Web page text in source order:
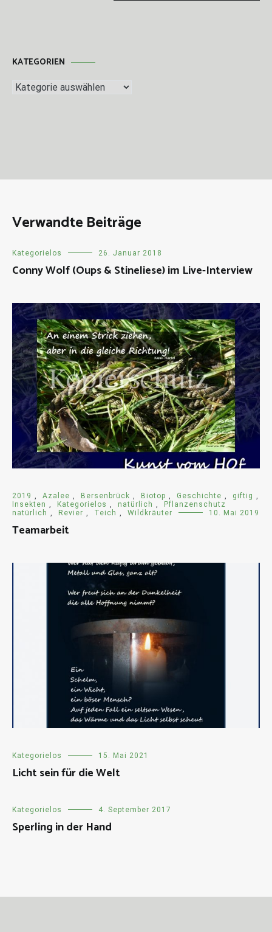
KATEGORIEN
Kategorien
Verwandte Beiträge
Kategorielos 26. Januar 2018
Conny Wolf (Oups & Stineliese) im Live-Interview
2019 , Azalee , Bersenbrück , Biotop , Geschichte , giftig ,
Insekten , Kategorielos , natürlich ,
Pflanzenschutz
natürlich , Revier , Teich , Wildkräuter 10. Mai 2019
Teamarbeit
Kategorielos 15. Mai 2021
Licht sein für die Welt
Kategorielos 4. September 2017
Sperling in der Hand